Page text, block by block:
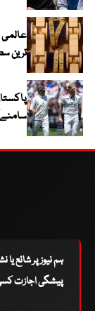
ترین
سامنے
ہم نیوز پر شائع
پیشگی اجازت